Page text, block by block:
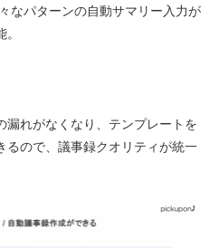
なパターンの自動サマリー入力が
漏れがなくなり、テンプレートを
るので、議事録クオリティが統一